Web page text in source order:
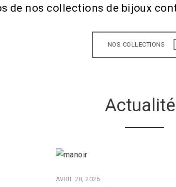
de nos collections de bijoux
NOS COLLECTIONS
AVRIL 28, 2026